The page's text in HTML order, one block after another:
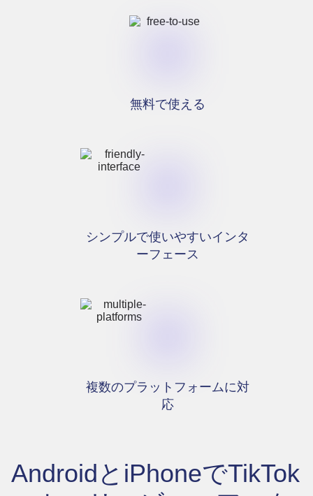
無料で使える
シンプルで使いやすいインタ
ーフェース
複数のプラットフォームに対
応
AndroidとiPhoneでTikTok